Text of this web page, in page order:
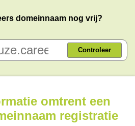
domeinnaam nog vrij?
Controleer
omtrent een
registratie